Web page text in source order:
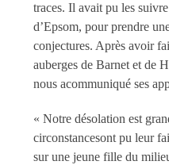
traces. Il avait pu les
d’Epsom, pour prendre
conjectures. Après avoir
auberges de Barnet et de
nous acommuniqué ses
« Notre désolation est
circonstancesont pu leur
sur une jeune fille du